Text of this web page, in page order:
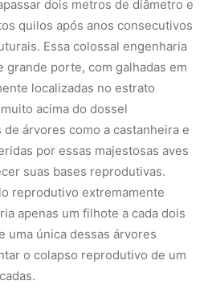
dois metros de diâmetro e
quilos após anos consecutivos
Essa colossal engenharia
grande porte, com galhadas em
localizadas no estrato
acima do dossel
árvores como a castanheira e
por essas majestosas aves
suas bases reprodutivas.
reprodutivo extremamente
apenas um filhote a cada dois
uma única dessas árvores
o colapso reprodutivo de um